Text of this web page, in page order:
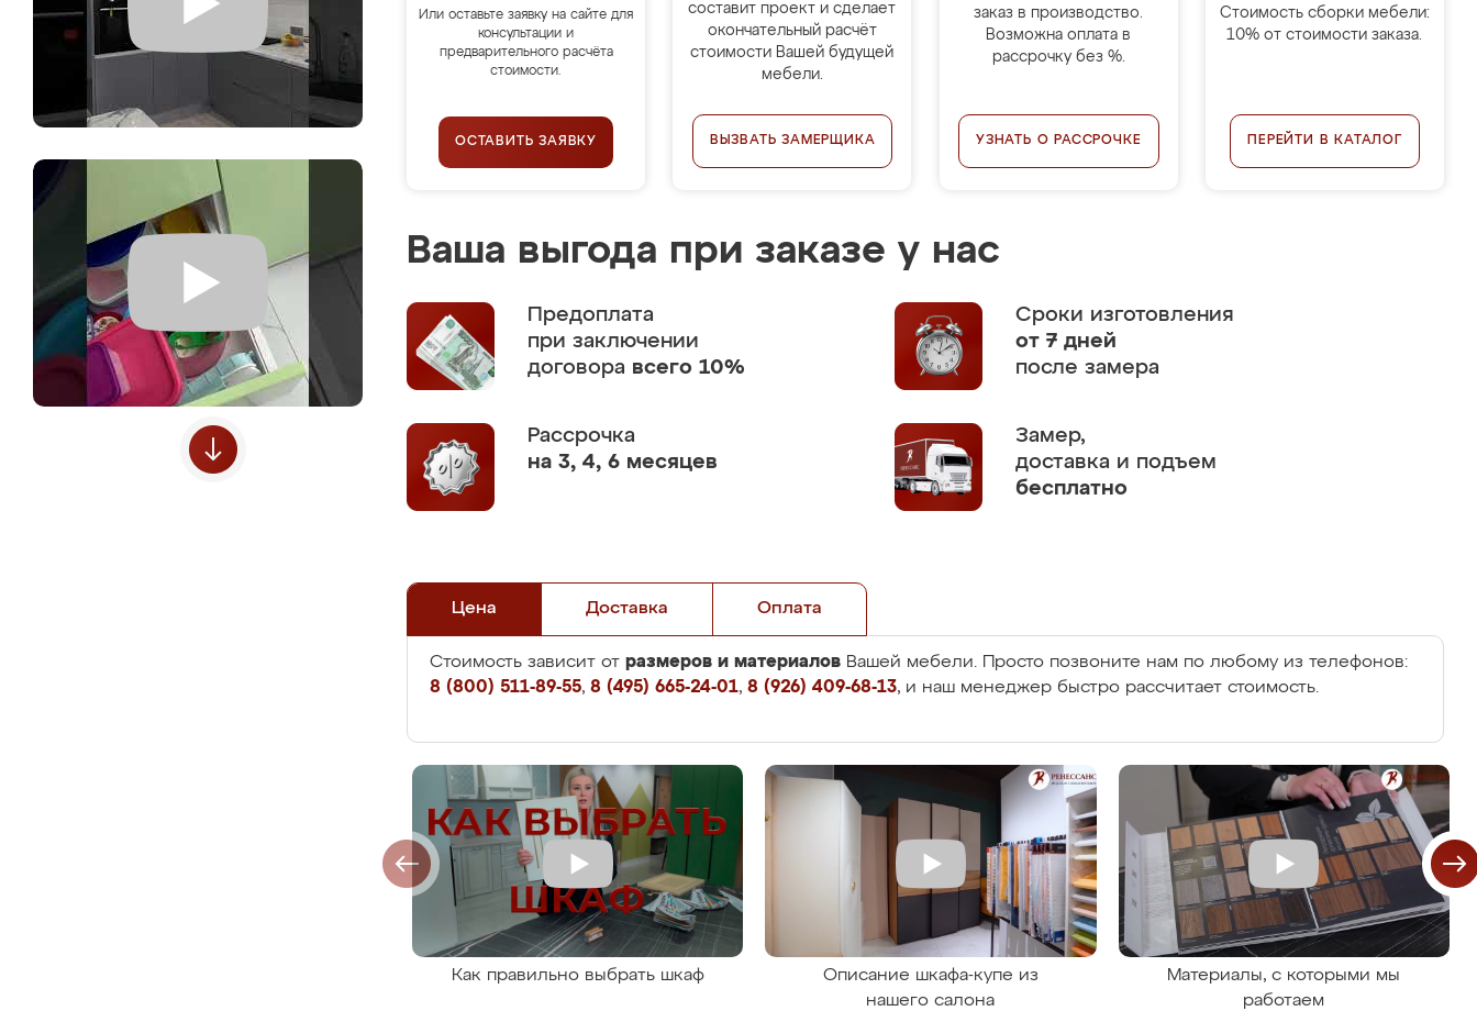
Или оставьте заявку на сайте для
консультации и
предварительного расчёта
стоимости.
ОСТАВИТЬ ЗАЯВКУ
составит проект и сделает
окончательный расчёт
стоимости Вашей будущей
мебели.
ВЫЗВАТЬ ЗАМЕРЩИКА
заказ в производство.
Возможна оплата в
рассрочку без %.
УЗНАТЬ О РАССРОЧКЕ
Стоимость сборки мебели:
10% от стоимости заказа.
ПЕРЕЙТИ В КАТАЛОГ
Ваша выгода при заказе у нас
Предоплата
при заключении
договора всего 10%
Сроки изготовления
от 7 дней
после замера
Рассрочка
на 3, 4, 6 месяцев
Замер,
доставка и подъем
бесплатно
Цена Доставка Оплата
Стоимость зависит от размеров и материалов Вашей мебели. Просто позвоните нам по любому из телефонов:
8 (800) 511-89-55, 8 (495) 665-24-01, 8 (926) 409-68-13, и наш менеджер быстро рассчитает стоимость.
Как правильно выбрать шкаф
Описание шкафа-купе из
нашего салона
Материалы, с которыми мы
работаем